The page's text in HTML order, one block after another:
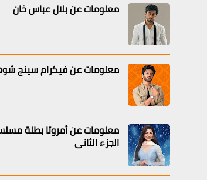
معلومات عن بلال عباس خان
معلومات عن فيكرام سينج
معلومات عن أمروتا بطلة
الجزء الثاني